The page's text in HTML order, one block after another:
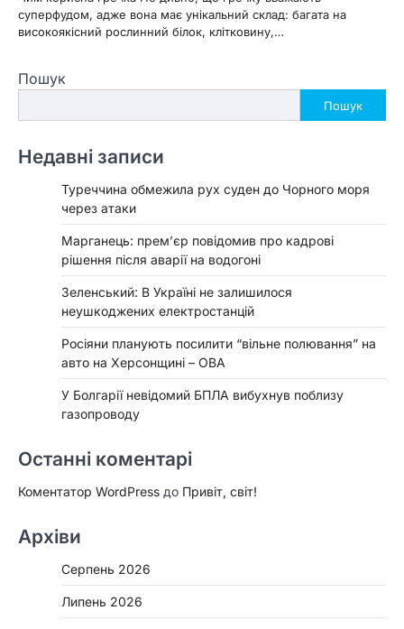
суперфудом, адже вона має унікальний склад: багата на
високоякісний рослинний білок, клітковину,…
Пошук
Пошук
Недавні записи
Туреччина обмежила рух суден до Чорного моря
через атаки
Марганець: прем’єр повідомив про кадрові
рішення після аварії на водогоні
Зеленський: В Україні не залишилося
неушкоджених електростанцій
Росіяни планують посилити “вільне полювання” на
авто на Херсонщині – ОВА
У Болгарії невідомий БПЛА вибухнув поблизу
газопроводу
Останні коментарі
Коментатор WordPress до Привіт, світ!
Архіви
Серпень 2026
Липень 2026